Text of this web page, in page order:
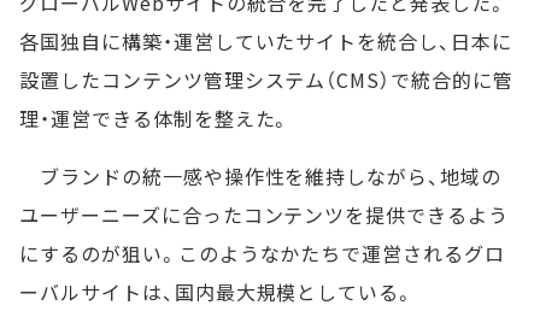
各国独自に構築・運営していたサイトを統合し、日本に
設置したコンテンツ管理システム（CMS）で統合的に管
理・運営できる体制を整えた。
ブランドの統一感や操作性を維持しながら、地域の
ユーザーニーズに合ったコンテンツを提供できるよう
にするのが狙い。このようなかたちで運営されるグロ
ーバルサイトは、国内最大規模としている。